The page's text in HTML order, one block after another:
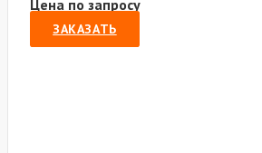
Цена по запросу
ЗАКАЗАТЬ